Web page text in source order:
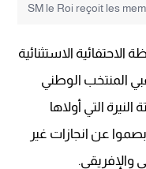
SM le Roi reçoit les
الاحتفائية الاستثنائية
المنتخب الوطني
النيرة التي أولاها
عن انجازات غير
والإفريقي.